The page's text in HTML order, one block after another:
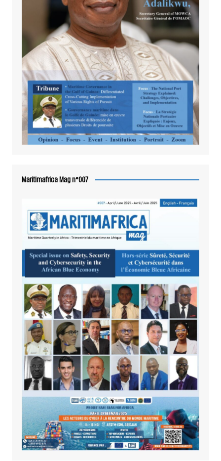
Maritimafrica Mag n°007